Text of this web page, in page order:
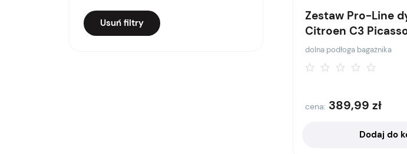
Usuń filtry
Zestaw Pro-Line
Citroen C3
dolna podłoga bagażnika
cena: 389,99zł
Dodaj do